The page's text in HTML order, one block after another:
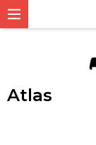
Atlas